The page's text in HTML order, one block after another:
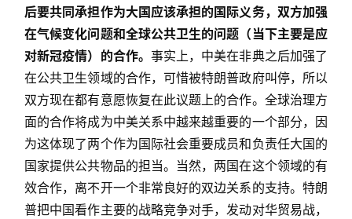
后要共同承担作为大国应该承担的国际义务，双方加强
在气候变化问题和全球公共卫生的问题（当下主要是应
对新冠疫情）的合作。 事实上，中美在非典之后加强了
在公共卫生领域的合作，可惜被特朗普政府叫停，所以
双方现在都有意愿恢复在此议题上的合作。全球治理方
面的合作将成为中美关系中越来越重要的一个部分，因
为这体现了两个作为国际社会重要成员和负责任大国的
国家提供公共物品的担当。当然，两国在这个领域的有
效合作，离不开一个非常良好的双边关系的支持。特朗
普把中国看作主要的战略竞争对手，发动对华贸易战，